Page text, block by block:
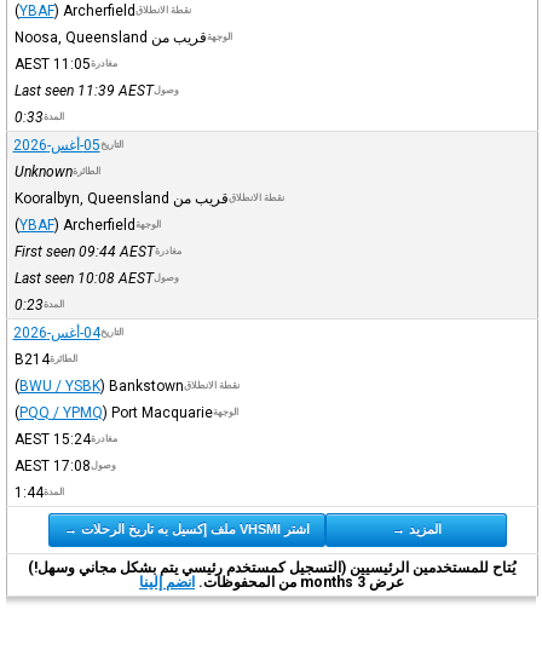
نقطة الانطلاق Archerfield
(YBAF)
الوجهةقريب من Noosa, Queensland
مغادرة11:05
AEST
وصول Last seen 11:39 AEST
المدة0:33
التاريخ05-أغس-2026
الطائرةUnknown
نقطة الانطلاققريب من Kooralbyn, Queensland
الوجهة Archerfield
(YBAF)
مغادرة First seen 09:44 AEST
وصول Last seen 10:08 AEST
المدة0:23
التاريخ04-أغس-2026
الطائرةB214
نقطة الانطلاقBankstown
(BWU / YSBK)
الوجهةPort Macquarie
(PQQ / YPMQ)
مغادرة15:24
AEST
وصول 17:08
AEST
المدة1:44
المزيد → اشتر VHSMI ملف إكسيل به تاريخ الرحلات →
يُتاح للمستخدمين الرئيسيين (التسجيل كمستخدم رئيسي يتم بشكل مجاني وسهل!)
عرض 3 months من المحفوظات.
انضم إلينا